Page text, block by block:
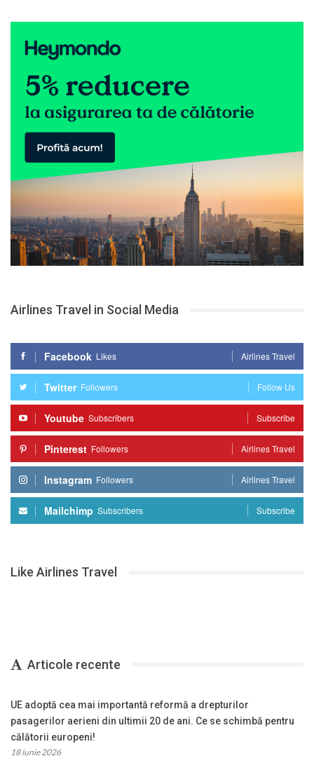
Airlines Travel in Social Media
Facebook Likes Airlines Travel
Twitter Followers Follow Us
Youtube Subscribers Subscribe
Pinterest Followers Airlines Travel
Instagram Followers Airlines Travel
Mailchimp Subscribers Subscribe
Like Airlines Travel
Articole recente
UE adoptă cea mai importantă reformă a drepturilor
pasagerilor aerieni din ultimii 20 de ani. Ce se schimbă pentru
călătorii europeni!
18 iunie 2026